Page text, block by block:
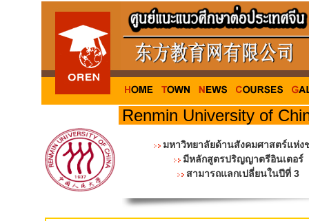
Renmin University of
มหาวิทยาลัยด้านสังคมศาสตร์แห่ง
มีหลักสูตรปริญญาตรีอินเตอร์
สามารถแลกเปลี่ยนในปีที่ 3